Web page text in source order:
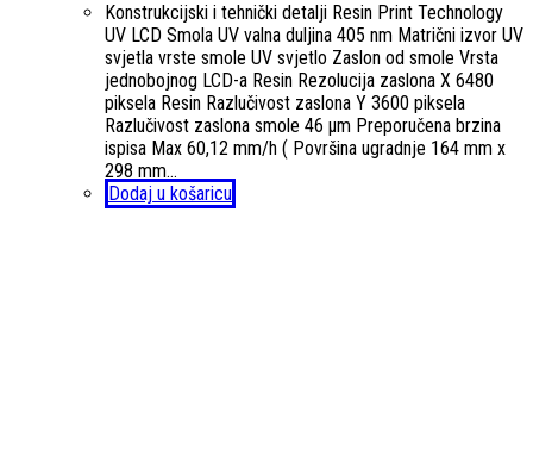
Konstrukcijski i tehnički detalji Resin Print Technology
UV LCD Smola UV valna duljina 405 nm Matrični izvor UV
svjetla vrste smole UV svjetlo Zaslon od smole Vrsta
jednobojnog LCD-a Resin Rezolucija zaslona X 6480
piksela Resin Razlučivost zaslona Y 3600 piksela
Razlučivost zaslona smole 46 µm Preporučena brzina
ispisa Max 60,12 mm/h ( Površina ugradnje 164 mm x
298 mm…
Dodaj u košaricu